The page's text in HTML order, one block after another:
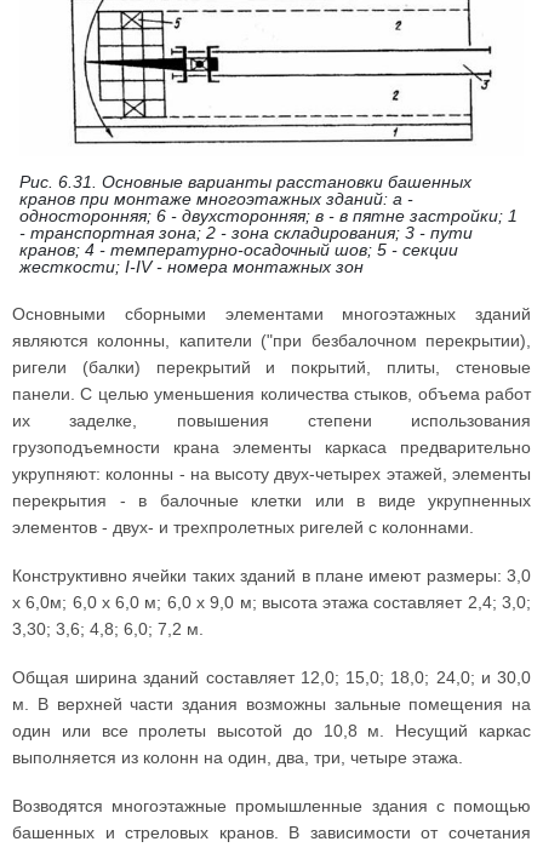
Рис. 6.31. Основные варианты расстановки башенных
кранов при монтаже многоэтажных зданий: а -
односторонняя; 6 - двухсторонняя; в - в пятне застройки; 1
- транспортная зона; 2 - зона складирования; 3 - пути
кранов; 4 - температурно-осадочный шов; 5 - секции
жесткости; I-IV - номера монтажных зон
Основными сборными элементами многоэтажных зданий
являются колонны, капители ("при безбалочном перекрытии),
ригели (балки) перекрытий и покрытий, плиты, стеновые
панели. С целью уменьшения количества стыков, объема работ
их заделке, повышения степени использования
грузоподъемности крана элементы каркаса предварительно
укрупняют: колонны - на высоту двух-четырех этажей, элементы
перекрытия - в балочные клетки или в виде укрупненных
элементов - двух- и трехпролетных ригелей с колоннами.
Конструктивно ячейки таких зданий в плане имеют размеры: 3,0
х 6,0м; 6,0 x 6,0 м; 6,0 x 9,0 м; высота этажа составляет 2,4; 3,0;
3,30; 3,6; 4,8; 6,0; 7,2 м.
Общая ширина зданий составляет 12,0; 15,0; 18,0; 24,0; и 30,0
м. В верхней части здания возможны зальные помещения на
один или все пролеты высотой до 10,8 м. Несущий каркас
выполняется из колонн на один, два, три, четыре этажа.
Возводятся многоэтажные промышленные здания с помощью
башенных и стреловых кранов. В зависимости от сочетания